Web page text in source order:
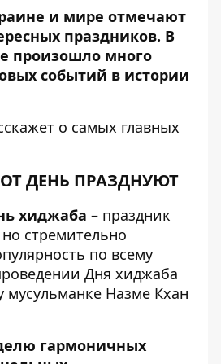
и мире отмечают
праздников. В
произошло много
событий в истории
о самых главных
ДЕНЬ ПРАЗДНУЮТ
хиджаба – праздник
стремительно
по всему
Дня хиджаба
мусульманке Назме Кхан
гармоничных